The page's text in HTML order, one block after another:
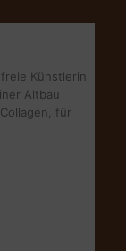
Künstlerin
Altbau
für